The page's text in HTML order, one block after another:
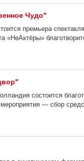
Чудо"
премьера
«НеАктёры»
состоится
— сбор